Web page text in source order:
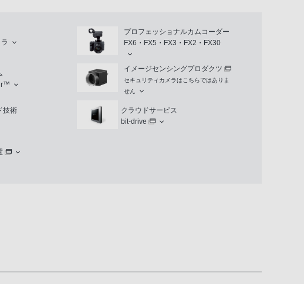
プロフェッショナルカムコーダー
FX6・FX5・FX3・FX2・FX30
イメージセンシングプロダクツ
セキュリティカメラはこちらではありま
せん
技術
クラウドサービス
bit-drive